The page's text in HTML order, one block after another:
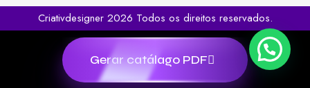
Criativdesigner 2026 Todos os direitos reservados.
Gerar catálago PDF